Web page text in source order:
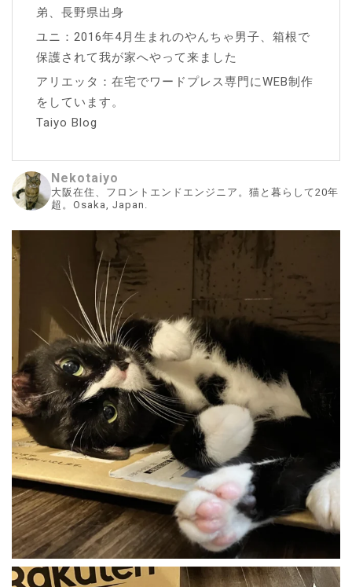
弟、長野県出身
ユニ：2016年4月生まれのやんちゃ男子、箱根で
保護されて我が家へやって来ました
アリエッタ：在宅でワードプレス専門にWEB制作
をしています。
Taiyo Blog
Nekotaiyo
大阪在住、フロントエンドエンジニア。猫と暮らして20年
超。Osaka, Japan.